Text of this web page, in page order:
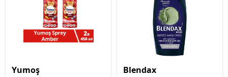
Yumoş Blendax